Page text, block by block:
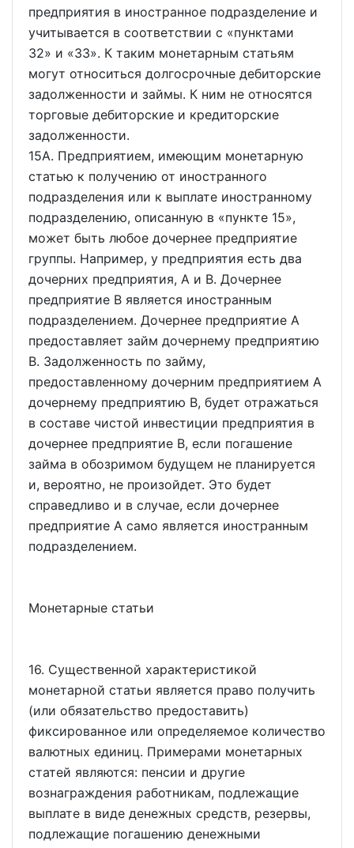
предприятия в иностранное подразделение и
учитывается в соответствии с
пунктами
32
и 33 . К таким монетарным статьям
могут относиться долгосрочные дебиторские
задолженности и займы. К ним не относятся
торговые дебиторские и кредиторские
задолженности.
15A. Предприятием, имеющим монетарную
статью к получению от иностранного
подразделения или к выплате иностранному
подразделению, описанную в
пункте 15 ,
может быть любое дочернее предприятие
группы. Например, у предприятия есть два
дочерних предприятия, A и B. Дочернее
предприятие B является иностранным
подразделением. Дочернее предприятие A
предоставляет займ дочернему предприятию
B. Задолженность по займу,
предоставленному дочерним предприятием A
дочернему предприятию B, будет отражаться
в составе чистой инвестиции предприятия в
дочернее предприятие B, если погашение
займа в обозримом будущем не планируется
и, вероятно, не произойдет. Это будет
справедливо и в случае, если дочернее
предприятие A само является иностранным
подразделением.
Монетарные статьи
16. Существенной характеристикой
монетарной статьи является право получить
(или обязательство предоставить)
фиксированное или определяемое количество
валютных единиц. Примерами монетарных
статей являются: пенсии и другие
вознаграждения работникам, подлежащие
выплате в виде денежных средств, резервы,
подлежащие погашению денежными